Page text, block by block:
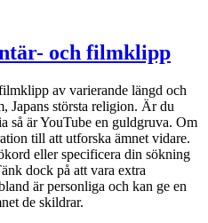
och filmklipp
av varierande längd och
Japans största religion. Är du
så är YouTube en guldgruva. Om
till att utforska ämnet vidare.
eller specificera din sökning
dock på att vara extra
är personliga och kan ge en
de skildrar.